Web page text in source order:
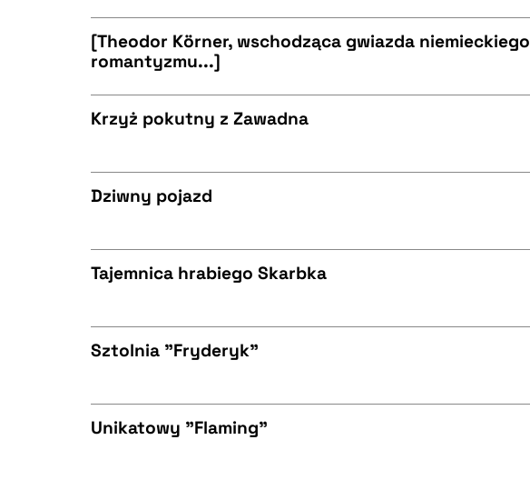
BIBTEX
BIBTEX
BIBTEX
[Theodor Körner, wschodząca gwiazda niemieckiego
romantyzmu...]
BIBTEX
Krzyż pokutny z Zawadna
BIBTEX
Dziwny pojazd
BIBTEX
Tajemnica hrabiego Skarbka
Sztolnia "Fryderyk"
Unikatowy "Flaming"